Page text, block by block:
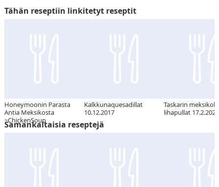
Tähän reseptiin linkitetyt reseptit
Honeymoonin Parasta
Antia Meksikosta
~ChickenSoup
Kalkkunaquesadillat
10.12.2017
Taskarin
lihapullat 17.2.2021
Samankaltaisia reseptejä